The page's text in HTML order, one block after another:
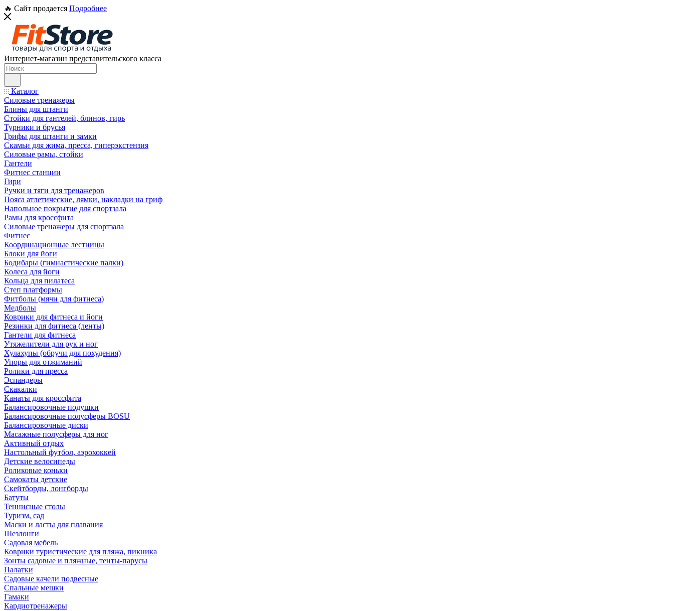
🔥 Сайт продается Подробнее
Интернет-магазин представительского класса
Каталог
Силовые тренажеры
Блины для штанги
Стойки для гантелей, блинов, гирь
Турники и брусья
Грифы для штанги и замки
Скамьи для жима, пресса, гиперэкстензия
Силовые рамы, стойки
Гантели
Фитнес станции
Гири
Ручки и тяги для тренажеров
Пояса атлетические, лямки, накладки на гриф
Напольное покрытие для спортзала
Рамы для кроссфита
Силовые тренажеры для спортзала
Фитнес
Координационные лестницы
Блоки для йоги
Бодибары (гимнастические палки)
Колеса для йоги
Кольца для пилатеса
Степ платформы
Фитболы (мячи для фитнеса)
Медболы
Коврики для фитнеса и йоги
Резинки для фитнеса (ленты)
Гантели для фитнеса
Утяжелители для рук и ног
Хулахупы (обручи для похудения)
Упоры для отжиманий
Ролики для пресса
Эспандеры
Скакалки
Канаты для кроссфита
Балансировочные подушки
Балансировочные полусферы BOSU
Балансировочные диски
Масажные полусферы для ног
Активный отдых
Настольный футбол, аэрохоккей
Детские велосипеды
Роликовые коньки
Самокаты детские
Скейтборды, лонгборды
Батуты
Теннисные столы
Туризм, сад
Маски и ласты для плавания
Шезлонги
Садовая мебель
Коврики туристические для пляжа, пикника
Зонты садовые и пляжные, тенты-парусы
Палатки
Садовые качели подвесные
Спальные мешки
Гамаки
Кардиотренажеры